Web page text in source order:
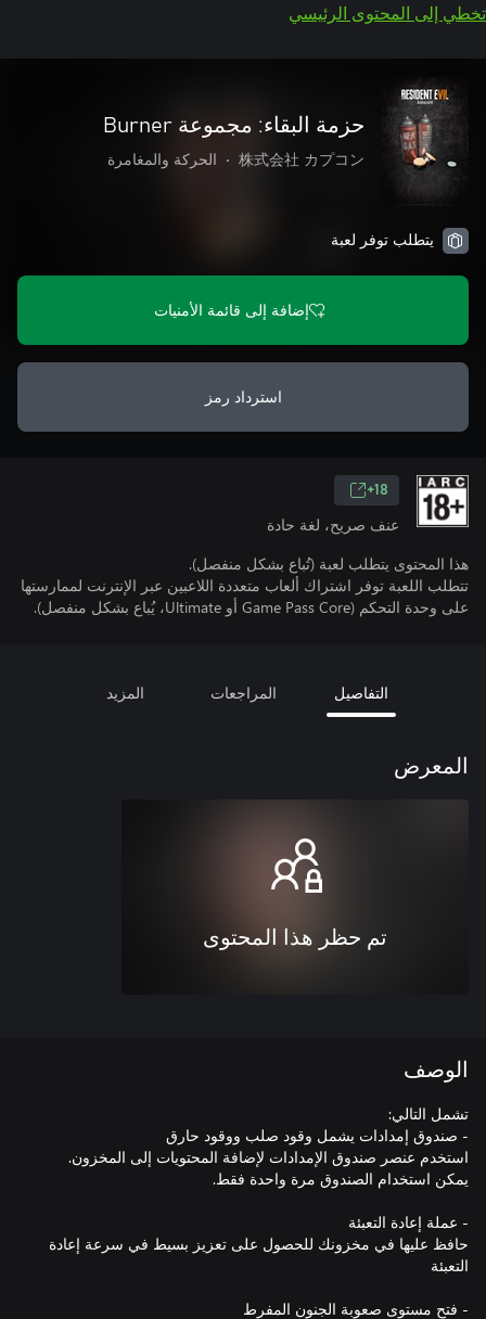
تخطي إلى المحتوى الرئيسي
حزمة البقاء: مجموعة Burner
株式会社 カプコン
• الحركة والمغامرة
يتطلب توفر لعبة
إضافة إلى قائمة الأمنيات
استرداد رمز
18+
عنف صريح، لغة حادة
هذا المحتوى يتطلب لعبة (تُباع بشكل منفصل).
تتطلب اللعبة توفر اشتراك ألعاب متعددة اللاعبين عبر الإنترنت لممارستها
على وحدة التحكم (Game Pass Core أو Ultimate، يُباع بشكل منفصل).
التفاصيل المراجعات المزيد
المعرض
تم حظر هذا المحتوى
الوصف
حافظ عليها في مخزونك للحصول على تعزيز بسيط في سرعة إعادة